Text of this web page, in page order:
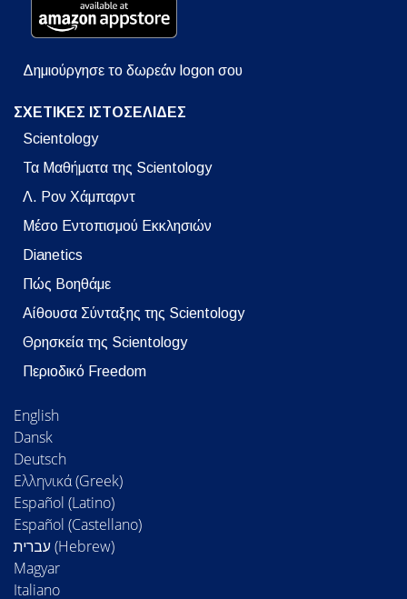
Δημιούργησε το δωρεάν logon σου
ΣΧΕΤΙΚΕΣ ΙΣΤΟΣΕΛΙΔΕΣ
Scientology
Τα Μαθήματα της Scientology
Λ. Ρον Χάμπαρντ
Μέσο Εντοπισμού Εκκλησιών
Dianetics
Πώς Βοηθάμε
Αίθουσα Σύνταξης της Scientology
Θρησκεία της Scientology
Περιοδικό Freedom
English
Dansk
Deutsch
Ελληνικά (Greek)
Español (Latino)
Español (Castellano)
Magyar
Italiano